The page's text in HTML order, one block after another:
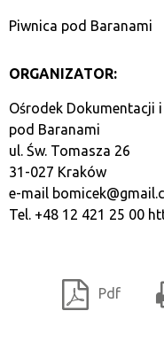
Piwnica pod Baranami
ORGANIZATOR:
Ośrodek Dokumentacji
pod Baranami
ul. Św. Tomasza 26
31-027 Kraków
e-mail
Tel. +48 12 421 25 00
Pdf